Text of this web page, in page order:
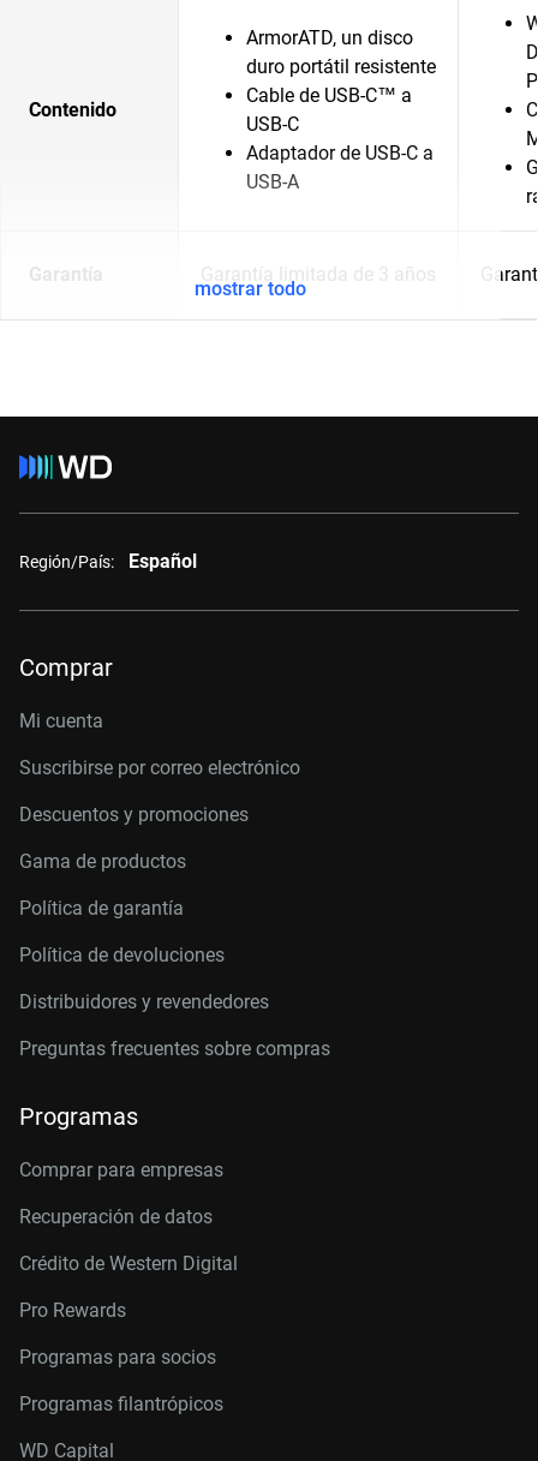
Contenido
ArmorATD, un disco
duro portátil resistente
Cable de USB-C™ a
USB-C
Adaptador de USB-C a
USB-A
Garantía Garantía limitada de 3 años
mostrar todo
Región/País: Español
Comprar
Mi cuenta
Suscribirse por correo electrónico
Descuentos y promociones
Gama de productos
Política de garantía
Política de devoluciones
Distribuidores y revendedores
Preguntas frecuentes sobre compras
Programas
Comprar para empresas
Recuperación de datos
Crédito de Western Digital
Pro Rewards
Programas para socios
Programas filantrópicos
WD Capital